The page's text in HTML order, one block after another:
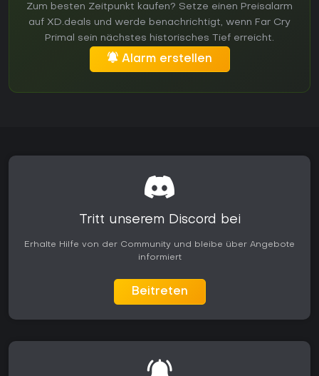
Zum besten Zeitpunkt kaufen? Setze einen Preisalarm
auf XD.deals und werde benachrichtigt, wenn Far Cry
Primal sein nächstes historisches Tief erreicht.
Alarm erstellen
Tritt unserem Discord bei
Erhalte Hilfe von der Community und bleibe über Angebote
informiert
Beitreten